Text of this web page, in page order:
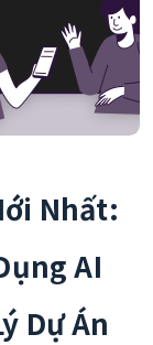
Nhất:
AI
Dự Án